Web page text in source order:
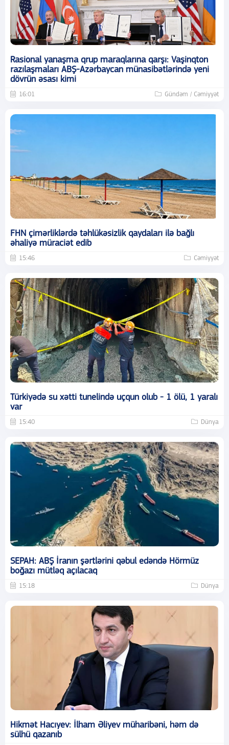
Rasional yanaşma qrup maraqlarına qarşı: Vaşinqton
razılaşmaları ABŞ-Azərbaycan münasibətlərində yeni
dövrün əsası kimi
16:01 Gündəm / Cəmiyyət
FHN çimərliklərdə təhlükəsizlik qaydaları ilə bağlı
əhaliyə müraciət edib
15:46 Cəmiyyət
Türkiyədə su xətti tunelində uçqun olub - 1 ölü, 1 yaralı
var
15:40 Dünya
SEPAH: ABŞ İranın şərtlərini qəbul edəndə Hörmüz
boğazı mütləq açılacaq
15:18 Dünya
Hikmət Hacıyev: İlham Əliyev müharibəni, həm də
sülhü qazanıb